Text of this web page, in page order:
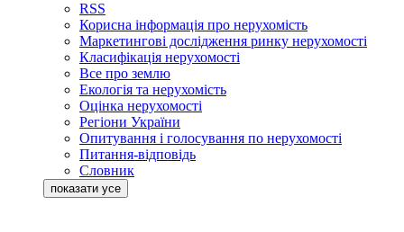
RSS
Корисна інформація про нерухомість
Маркетингові дослідження ринку нерухомості
Класифікація нерухомості
Все про землю
Екологія та нерухомість
Оцінка нерухомості
Регіони України
Опитування і голосування по нерухомості
Питання-відповідь
Словник